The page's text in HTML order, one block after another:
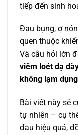
tiếp đến sinh
Đau bụng, ợ
quen thuộc
Và câu hỏi lớn
viêm loét dạ
không lạm
Bài viết này sẽ
tự nhiên – cụ
đau hiệu quả,